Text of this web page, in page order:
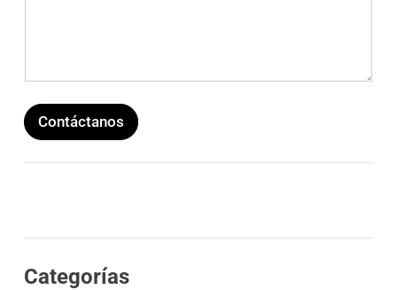
Contáctanos
Categorías